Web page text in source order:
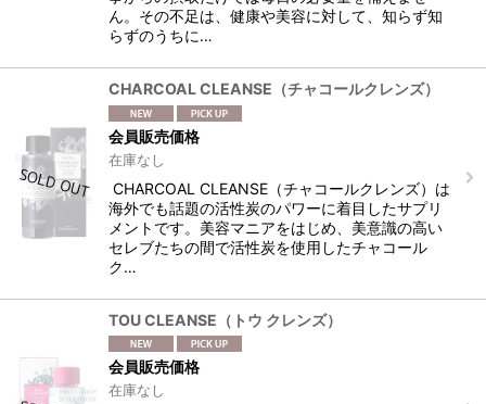
ん。その不足は、健康や美容に対して、知らず知
らずのうちに…
CHARCOAL CLEANSE（チャコールクレンズ）
会員販売価格
在庫なし
CHARCOAL CLEANSE（チャコールクレンズ）は
海外でも話題の活性炭のパワーに着目したサプリ
メントです。美容マニアをはじめ、美意識の高い
セレブたちの間で活性炭を使用したチャコール
ク…
TOU CLEANSE（トウ クレンズ）
会員販売価格
在庫なし